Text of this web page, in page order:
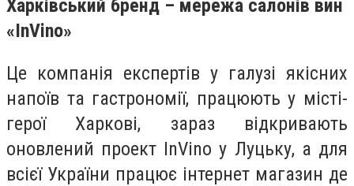
Харківський бренд – мережа салонів вин
«InVino»
Це компанія експертів у галузі якісних
напоїв та гастрономії, працюють у місті-
герої Харкові, зараз відкривають
оновлений проект InVino у Луцьку, а для
всієї України працює інтернет магазин де